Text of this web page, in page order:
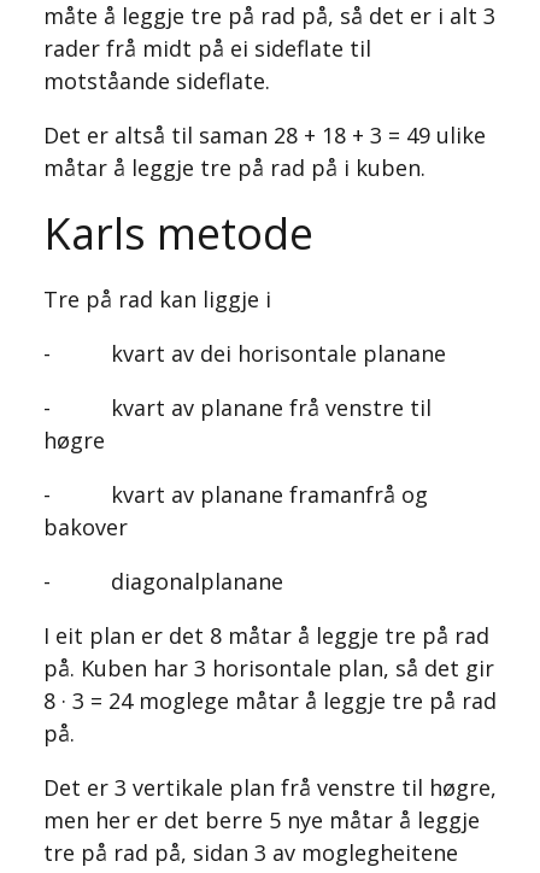
måte å leggje tre på rad på, så det er i alt 3
rader frå midt på ei sideflate til
motståande sideflate.
Det er altså til saman 28 + 18 + 3 = 49 ulike
måtar å leggje tre på rad på i kuben.
Karls metode
Tre på rad kan liggje i
- kvart av dei horisontale planane
- kvart av planane frå venstre til
høgre
- kvart av planane framanfrå og
bakover
- diagonalplanane
I eit plan er det 8 måtar å leggje tre på rad
på. Kuben har 3 horisontale plan, så det gir
8 · 3 = 24 moglege måtar å leggje tre på rad
på.
Det er 3 vertikale plan frå venstre til høgre,
men her er det berre 5 nye måtar å leggje
tre på rad på, sidan 3 av moglegheitene